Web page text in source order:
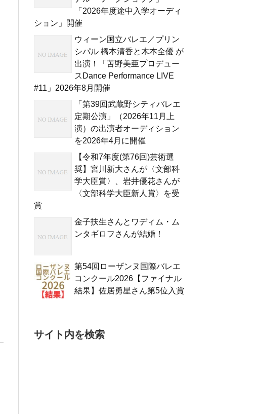
「2026年度途中入学オーディ
ション」開催
ウィーン国立バレエ／プリン
シパル 橋本清香と木本全優 が
出演！「苫野美亜プロデュー
スDance Performance LIVE
#11」2026年8月開催
「第39回武蔵野シティバレエ
定期公演」（2026年11月上
演）の出演者オーディション
を2026年4月に開催
【令和7年度(第76回)芸術選
奨】宮川新大さんが〈文部科
学大臣賞〉、岩井優花さんが
〈文部科学大臣新人賞〉を受
賞
金子扶生さんとワディム・ム
ンタギロフさんが結婚！
第54回ローザンヌ国際バレエ
コンクール2026【ファイナル
結果】佐居勇星さん第5位入賞
サイト内を検索